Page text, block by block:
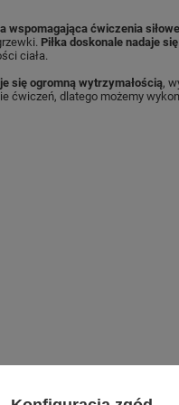
wspomagająca ćwiczenia
Piłka doskonale nadaje
ciała.
się ogromną wytrzymałością,
ćwiczeń, dlatego możemy